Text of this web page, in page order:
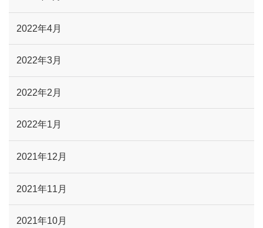
2022年4月
2022年3月
2022年2月
2022年1月
2021年12月
2021年11月
2021年10月